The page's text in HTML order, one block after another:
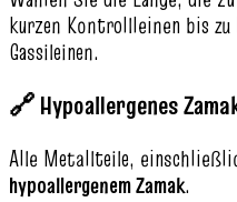
kurzen Kontrollleinen bis
Gassileinen.
🔗 Hypoallergenes
Alle Metallteile,
hypoallergenem Zamak.